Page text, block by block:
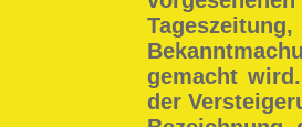
gemacht
der